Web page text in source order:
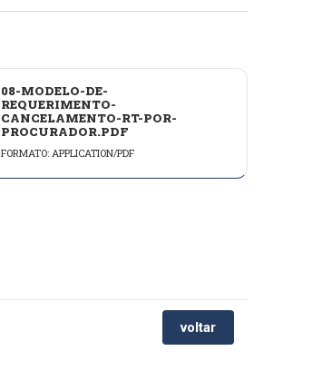
08-MODELO-DE-
REQUERIMENTO-
CANCELAMENTO-RT-POR-
PROCURADOR.PDF
FORMATO: APPLICATION/PDF
voltar